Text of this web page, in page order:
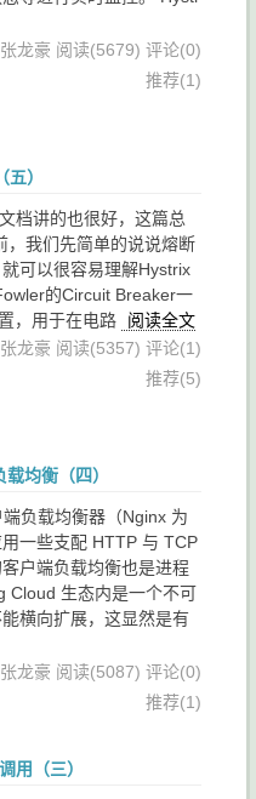
龙豪 阅读(5679) 评论(0)
推荐(1)
）
档讲的也很好，这篇总
，我们先简单的说说熔断
可以很容易理解Hystrix
的Circuit Breaker一
，用于在电路
阅读全文
龙豪 阅读(5357) 评论(1)
推荐(5)
均衡（四）
负载均衡器（Nginx 为
一些支配 HTTP 与 TCP
户端负载均衡也是进程
Cloud 生态内是一个不可
横向扩展，这显然是有
龙豪 阅读(5087) 评论(0)
推荐(1)
用（三）